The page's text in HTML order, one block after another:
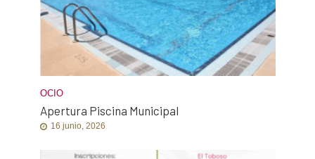
OCIO
Apertura Piscina Municipal
16 junio, 2026